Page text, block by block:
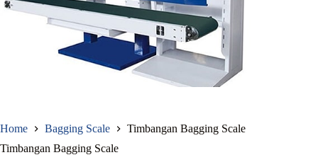
Home Bagging Scale
Timbangan Bagging Scale
Timbangan Bagging Scale